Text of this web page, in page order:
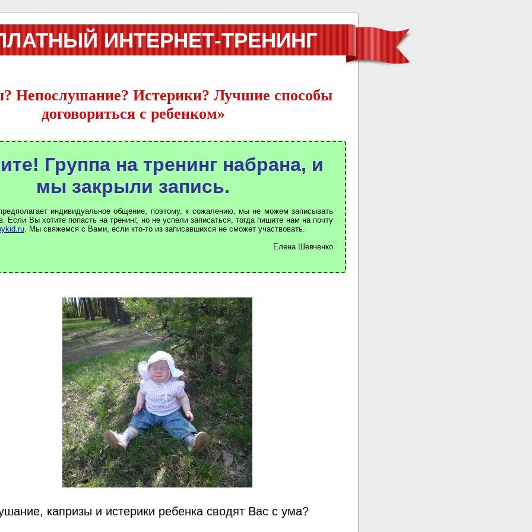
ИНТЕРНЕТ-ТРЕНИНГ
Непослушание? Истерики? Лучшие способы
договориться с ребенком»
Группа на тренинг набрана, и
мы закрыли запись.
индивидуальное общение, поэтому, к сожалению, мы не можем записывать
Если Вы хотите попасть на тренинг, но не успели записаться, тогда пишите нам на почту
. Мы свяжемся с Вами, если кто-то из записавшихся не сможет участвовать.
Елена Шевченко
капризы и истерики ребенка сводят Вас с ума?